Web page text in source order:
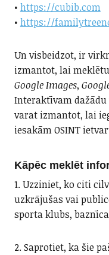
• https://cubib.com
• https://
Un visbeidzot, ir
izmantot, lai
Google Images,
Interaktīvam
varat izmantot, lai
iesakām OSINT
Kāpēc meklēt
1. Uzziniet, ko citi
uzkrājušas vai
sporta klubs,
2. Saprotiet, ka šie